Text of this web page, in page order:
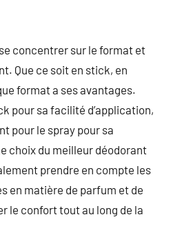
concentrer sur le format et
Que ce soit en stick, en
format a ses avantages.
pour sa facilité d’application,
pour le spray pour sa
choix du meilleur déodorant
prendre en compte les
en matière de parfum et de
le confort tout au long de la